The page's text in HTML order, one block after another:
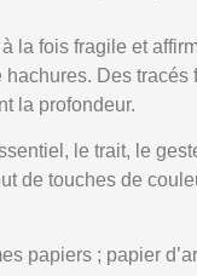
la fois fragile et
Des
la profondeur.
le trait, le
de touches de
papiers ; papier